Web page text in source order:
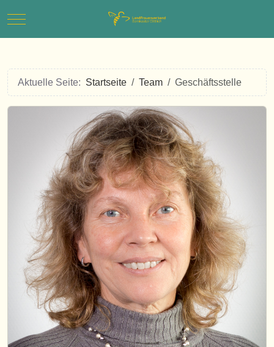
Mobile Menu Toggle
Aktuelle Seite: Startseite Team Geschäftsstelle